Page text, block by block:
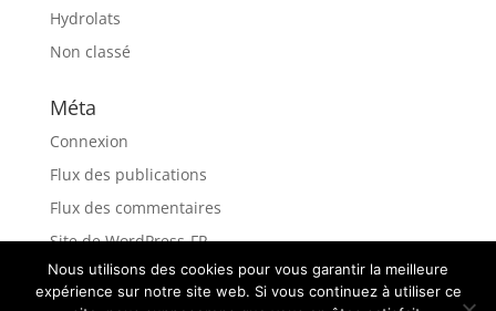
Hydrolats
Non classé
Méta
Connexion
Flux des publications
Flux des commentaires
Site de WordPress-FR
Nous utilisons des cookies pour vous garantir la meilleure
expérience sur notre site web. Si vous continuez à utiliser ce